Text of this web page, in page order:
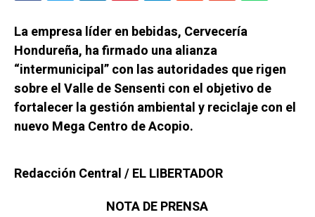
La empresa líder en bebidas, Cervecería
Hondureña, ha firmado una alianza
“intermunicipal” con las autoridades que rigen
sobre el Valle de Sensenti con el objetivo de
fortalecer la gestión ambiental y reciclaje con el
nuevo Mega Centro de Acopio.
Redacción Central / EL LIBERTADOR
NOTA DE PRENSA